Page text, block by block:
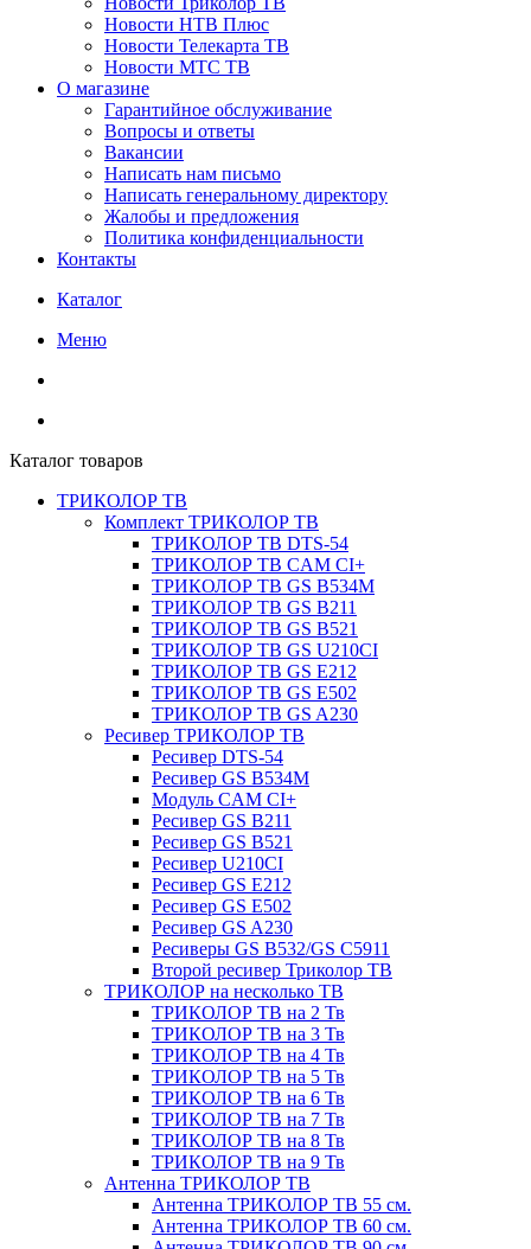
Новости НТВ Плюс
Новости Телекарта ТВ
Новости МТС ТВ
О магазине
Гарантийное обслуживание
Вопросы и ответы
Вакансии
Написать нам письмо
Написать генеральному директору
Жалобы и предложения
Политика конфиденциальности
Контакты
Каталог
Меню
Каталог товаров
ТРИКОЛОР ТВ
Комплект ТРИКОЛОР ТВ
ТРИКОЛОР ТВ DTS-54
ТРИКОЛОР ТВ CAM CI+
ТРИКОЛОР ТВ GS B534M
ТРИКОЛОР ТВ GS B211
ТРИКОЛОР ТВ GS B521
ТРИКОЛОР ТВ GS U210CI
ТРИКОЛОР ТВ GS E212
ТРИКОЛОР ТВ GS E502
ТРИКОЛОР ТВ GS A230
Ресивер ТРИКОЛОР ТВ
Ресивер DTS-54
Ресивер GS B534M
Модуль CAM CI+
Ресивер GS B211
Ресивер GS B521
Ресивер U210CI
Ресивер GS E212
Ресивер GS E502
Ресивер GS A230
Ресиверы GS B532/GS C5911
Второй ресивер Триколор ТВ
ТРИКОЛОР на несколько ТВ
ТРИКОЛОР ТВ на 2 Тв
ТРИКОЛОР ТВ на 3 Тв
ТРИКОЛОР ТВ на 4 Тв
ТРИКОЛОР ТВ на 5 Тв
ТРИКОЛОР ТВ на 6 Тв
ТРИКОЛОР ТВ на 7 Тв
ТРИКОЛОР ТВ на 8 Тв
ТРИКОЛОР ТВ на 9 Тв
Антенна ТРИКОЛОР ТВ
Антенна ТРИКОЛОР ТВ 55 см.
Антенна ТРИКОЛОР ТВ 60 см.